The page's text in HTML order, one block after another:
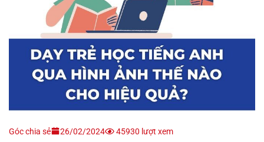
Góc chia sẻ 26/02/2024 45930 lượt xem